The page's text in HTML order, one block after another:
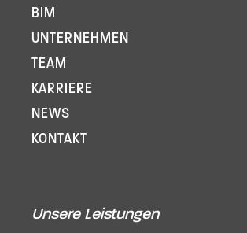
BIM
UNTERNEHMEN
TEAM
KARRIERE
NEWS
KONTAKT
Unsere Leistungen